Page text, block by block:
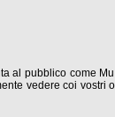
al pubblico come
vedere coi